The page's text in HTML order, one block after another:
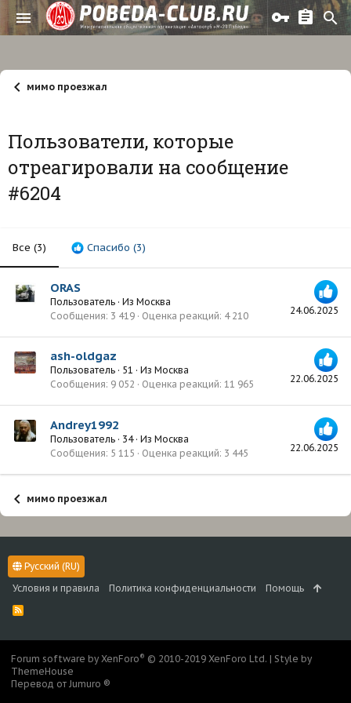
мимо проезжал
Пользователи, которые
отреагировали на сообщение
#6204
Все (3) Спасибо (3)
24.06.2025
ORAS
Пользователь · Из Москва
Сообщения 3 419 Оценка реакций 4 210
22.06.2025
ash-oldgaz
Пользователь · 51 · Из Москва
Сообщения 9 052 Оценка реакций 11 965
22.06.2025
Andrey1992
Пользователь · 34 · Из Москва
Сообщения 5 115 Оценка реакций 3 445
мимо проезжал
Русский (RU)
Условия и правила
Политика конфиденциальности Помощь
R
S
Forum software by XenForo® © 2010-2019 XenForo Ltd. | Style by
ThemeHouse
Перевод от Jumuro ®